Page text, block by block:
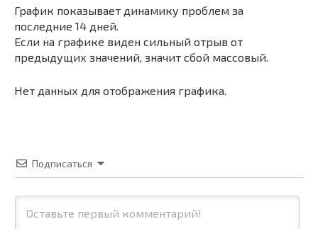
График показывает динамику проблем за
последние 14 дней.
Если на графике виден сильный отрыв от
предыдущих значений, значит сбой массовый.
Нет данных для отображения графика.
Подписаться